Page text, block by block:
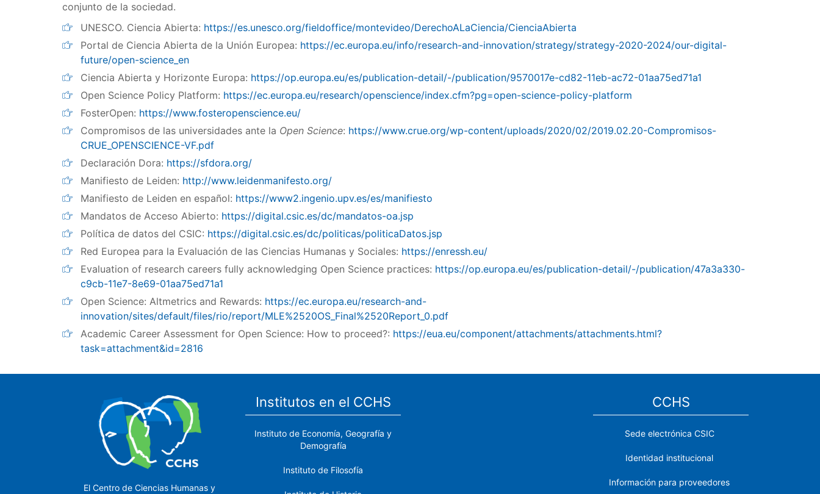
conjunto de la sociedad.
UNESCO. Ciencia Abierta: https://es.unesco.org/fieldoffice/montevideo/DerechoALaCiencia/CienciaAbierta
Portal de Ciencia Abierta de la Unión Europea: https://ec.europa.eu/info/research-and-innovation/strategy/strategy-2020-2024/our-digital-
future/open-science_en
Ciencia Abierta y Horizonte Europa: https://op.europa.eu/es/publication-detail/-/publication/9570017e-cd82-11eb-ac72-01aa75ed71a1
Open Science Policy Platform: https://ec.europa.eu/research/openscience/index.cfm?pg=open-science-policy-platform
FosterOpen: https://www.fosteropenscience.eu/
Compromisos de las universidades ante la Open Science: https://www.crue.org/wp-content/uploads/2020/02/2019.02.20-Compromisos-
CRUE_OPENSCIENCE-VF.pdf
Declaración Dora: https://sfdora.org/
Manifiesto de Leiden: http://www.leidenmanifesto.org/
Manifiesto de Leiden en español: https://www2.ingenio.upv.es/es/manifiesto
Mandatos de Acceso Abierto: https://digital.csic.es/dc/mandatos-oa.jsp
Política de datos del CSIC: https://digital.csic.es/dc/politicas/politicaDatos.jsp
Red Europea para la Evaluación de las Ciencias Humanas y Sociales: https://enressh.eu/
Evaluation of research careers fully acknowledging Open Science practices: https://op.europa.eu/es/publication-detail/-/publication/47a3a330-
c9cb-11e7-8e69-01aa75ed71a1
Open Science: Altmetrics and Rewards: https://ec.europa.eu/research-and-
innovation/sites/default/files/rio/report/MLE%2520OS_Final%2520Report_0.pdf
Academic Career Assessment for Open Science: How to proceed?: https://eua.eu/component/attachments/attachments.html?
task=attachment&id=2816
El Centro de Ciencias Humanas y
Institutos en el CCHS
Instituto de Economía, Geografía y
Demografía
Instituto de Filosofía
CCHS
Sede electrónica CSIC
Identidad institucional
Información para proveedores